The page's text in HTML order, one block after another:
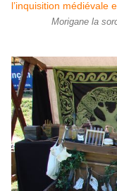
Morigane la